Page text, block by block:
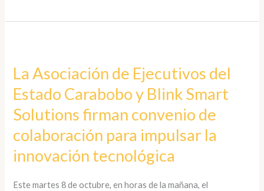
La Asociación de Ejecutivos del
Estado Carabobo y Blink Smart
Solutions firman convenio de
colaboración para impulsar la
innovación tecnológica
Este martes 8 de octubre, en horas de la mañana, el
Ejecutivos
Estado
Carabobo
y
Smart